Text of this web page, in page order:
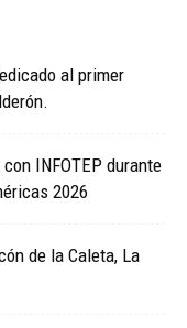
al primer
INFOTEP durante
2026
de la Caleta, La